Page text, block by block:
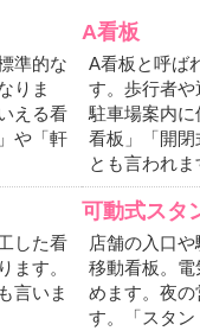
準的な
りま
える看
や「軒
した看
ます。
言いま
A看板
A看板と呼ば
す。歩行者
駐車場案内
看板」「開
とも言われま
可動式スタ
店舗の入口
移動看板。
めます。夜
す。「スタ